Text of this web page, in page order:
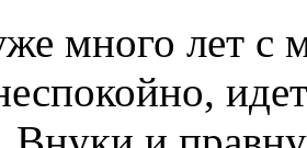
много лет с